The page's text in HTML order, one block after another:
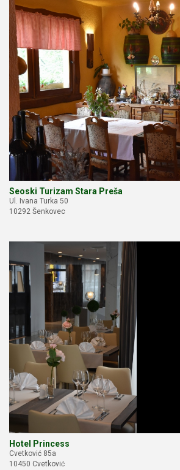
Seoski Turizam Stara Preša
Ul. Ivana Turka 50
10292 Šenkovec
Hotel Princess
Cvetković 85a
10450 Cvetković